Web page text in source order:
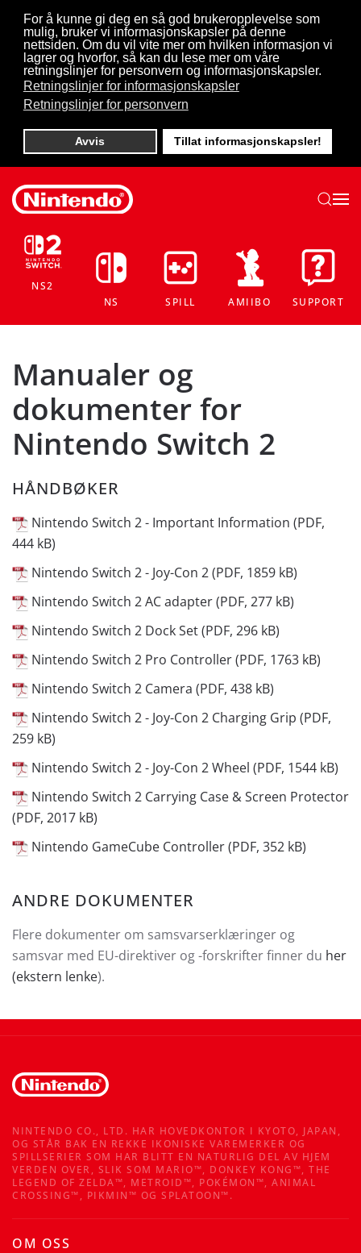
For å kunne gi deg en så god brukeropplevelse som
mulig, bruker vi informasjonskapsler på denne
nettsiden. Om du vil vite mer om hvilken informasjon vi
lagrer og hvorfor, så kan du lese mer om våre
retningslinjer for personvern og informasjonskapsler.
Retningslinjer for informasjonskapsler
Retningslinjer for personvern
Avvis Tillat informasjonskapsler!
Skip to main content
NS2
NS
SPILL AMIIBO SUPPORT
Manualer og
dokumenter for
Nintendo Switch 2
HÅNDBØKER
Nintendo Switch 2 - Important Information (PDF,
444 kB)
Nintendo Switch 2 - Joy-Con 2 (PDF, 1859 kB)
Nintendo Switch 2 AC adapter (PDF, 277 kB)
Nintendo Switch 2 Dock Set (PDF, 296 kB)
Nintendo Switch 2 Pro Controller (PDF, 1763 kB)
Nintendo Switch 2 Camera (PDF, 438 kB)
Nintendo Switch 2 - Joy-Con 2 Charging Grip (PDF,
259 kB)
Nintendo Switch 2 - Joy-Con 2 Wheel (PDF, 1544 kB)
Nintendo Switch 2 Carrying Case & Screen Protector
(PDF, 2017 kB)
Nintendo GameCube Controller (PDF, 352 kB)
ANDRE DOKUMENTER
Flere dokumenter om samsvarserklæringer og
samsvar med EU-direktiver og -forskrifter finner du her
(ekstern lenke).
NINTENDO CO., LTD. HAR HOVEDKONTOR I KYOTO, JAPAN,
OG STÅR BAK EN REKKE IKONISKE VAREMERKER OG
SPILLSERIER SOM HAR BLITT EN NATURLIG DEL AV HJEM
VERDEN OVER, SLIK SOM MARIO™, DONKEY KONG™, THE
LEGEND OF ZELDA™, METROID™, POKÉMON™, ANIMAL
CROSSING™, PIKMIN™ OG SPLATOON™.
OM OSS